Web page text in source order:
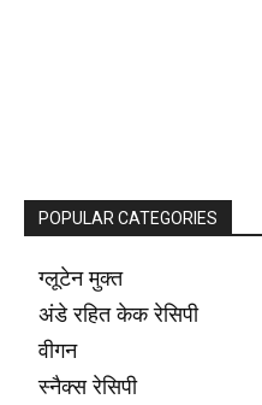
POPULAR CATEGORIES
ग्लूटेन मुक्त
अंडे रहित केक रेसिपी
वीगन
स्नैक्स रेसिपी